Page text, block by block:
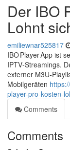
Der IBO
Lohnt
emiliewnar525817
IBO Player App ist
IPTV‑Streamings.
externer
Mobilgeräten
player-pro-kosten-
Comments
Comments